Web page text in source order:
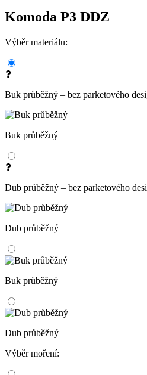
Komoda P3 DDZ
Výběr materiálu:
Buk průběžný – bez parketového
Buk průběžný
Dub průběžný – bez parketového
Dub průběžný
Buk průběžný
Dub průběžný
Výběr moření: